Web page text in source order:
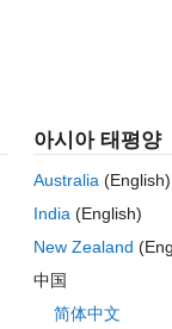
질문:
2019년
아시아 태평양
Australia(English)
India(English)
New Zealand
中国
简体中文